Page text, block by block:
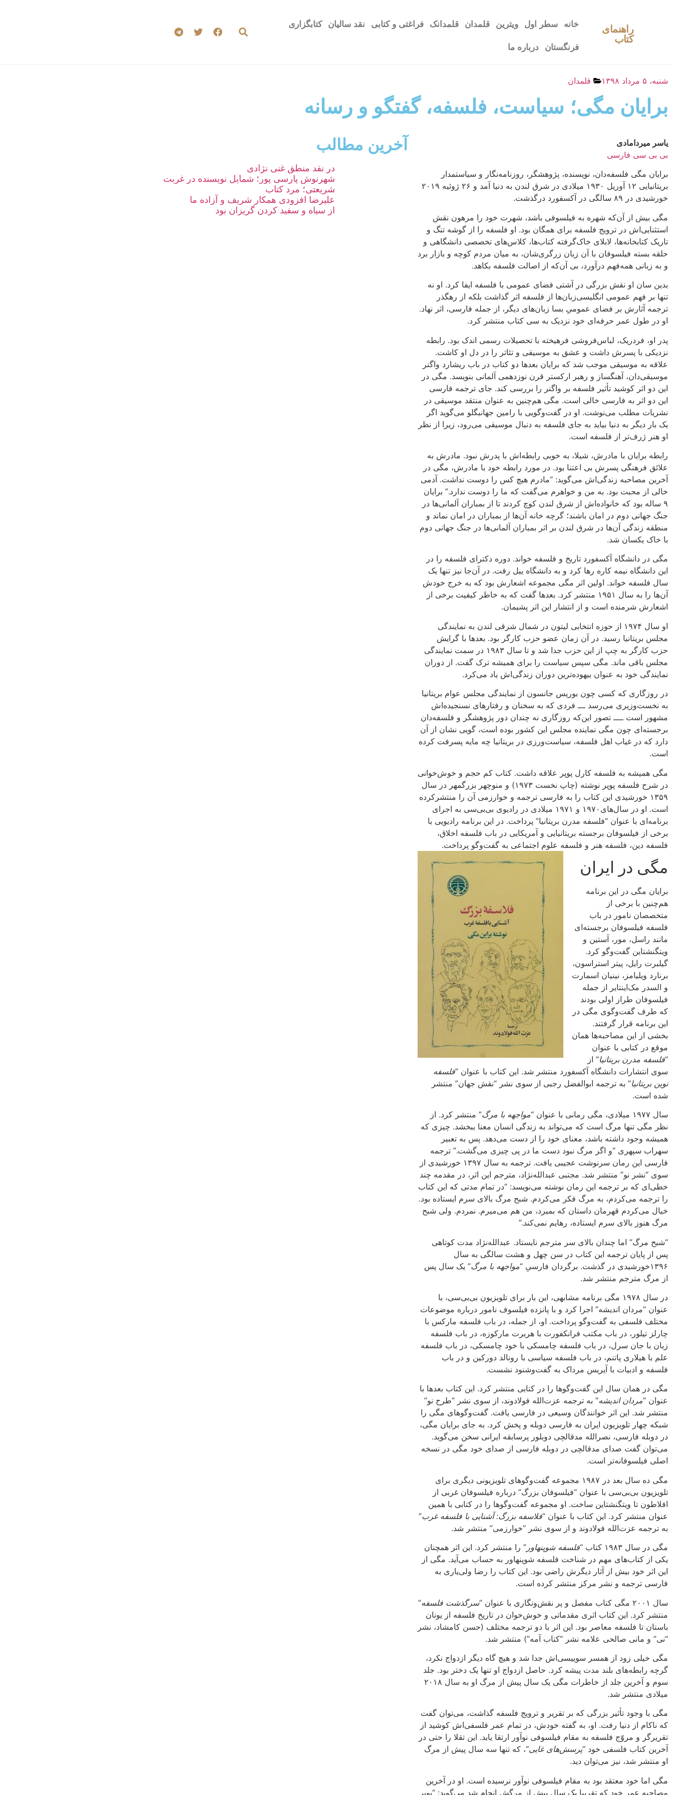
راهنمای
کتاب
خانه سطر اول ویترین قلمدان قلمدانک فراغتی و کتابی نقد سالیان کتابگزاری
فرنگستان درباره ما
شنبه، ۵ مرداد ۱۳۹۸ قلمدان
برایان مگی؛ سیاست، فلسفه، گفتگو و رسانه
یاسر میردامادی
بی بی سی فارسی
برایان مگی فلسفه‌دان، نویسنده، پژوهشگر، روزنامه‌نگار و سیاستمدار
بریتانیایی ۱۲ آوریل ۱۹۳۰ میلادی در شرق لندن به دنیا آمد و ۲۶ ژوئیه ۲۰۱۹
خورشیدی در ۸۹ سالگی در آکسفورد درگذشت.
مگی بیش از آن‌که شهره به فیلسوفی باشد، شهرت خود را مرهون نقش
استثنایی‌‌اش در ترویج فلسفه برای همگان بود. او فلسفه را از گوشه‌ تنگ و
تاریک کتابخانه‌ها، لابلای خاک‌گرفته کتاب‌ها، کلاس‌های تخصصی دانشگاهی و
حلقه بسته فیلسوفان با آن زبان زرگری‌شان، به میان مردم کوچه و بازار برد
و به زبانی همه‌فهم درآورد، بی آن‌که از اصالت فلسفه بکاهد.
بدین سان او نقش بزرگی در آشتی فضای عمومی با فلسفه ایفا کرد. او نه
تنها بر فهم عمومی انگلیسی‌زبان‌ها از فلسفه اثر گذاشت بلکه از رهگذر
ترجمه آثارش بر فضای عمومیِ بسا زبان‌های دیگر، از جمله فارسی، اثر نهاد.
او در طول عمر حرفه‌ای خود نزدیک به سی کتاب منتشر کرد.
پدر او، فردریک، لباس‌فروشی فرهیخته با تحصیلات رسمی اندک بود. رابطه
نزدیکی با پسرش داشت و عشق به موسیقی و تئاتر را در دل او کاشت.
علاقه به موسیقی موجب شد که برایان بعدها دو کتاب در باب ریشارد واگنر
موسیقی‌دان، آهنگساز و رهبر ارکستر قرن نوزدهمی آلمانی بنویسد. مگی در
این دو اثر کوشید تأثیر فلسفه بر واگنر را بررسی کند. جای ترجمه فارسی
این دو اثر به فارسی خالی است. مگی هم‌چنین به عنوان منتقد موسیقی در
نشریات مطلب می‌نوشت. او در گفت‌وگویی با رامین جهانبگلو می‌گوید اگر
یک بار دیگر به دنیا بیاید به جای فلسفه به دنبال موسیقی می‌رود، زیرا از نظر
او هنر ژرف‌تر از فلسفه است.
رابطه برایان با مادرش، شیلا، به خوبی رابطه‌اش با پدرش نبود. مادرش به
علائق فرهنگی پسرش بی اعتنا بود. در مورد رابطه‌ خود با مادرش، مگی در
آخرین مصاحبه زندگی‌اش می‌گوید: “مادرم هیچ کس را دوست نداشت. آدمی
خالی از محبت بود. به من و خواهرم می‌گفت که ما را دوست ندارد.” برایان
۹ ساله بود که خانواده‌اش از شرق لندن کوچ کردند تا از بمباران آلمانی‌ها در
جنگ جهانی دوم در امان باشند؛ گرچه خانه آن‌ها از بمباران در امان نماند و
منطقه زندگی آن‌ها در شرق لندن بر اثر بمباران‌ آلمانی‌ها در جنگ جهانی دوم
با خاک یکسان شد.
مگی در دانشگاه آکسفورد تاریخ و فلسفه خواند. دوره دکترای فلسفه را در
این دانشگاه نیمه کاره رها کرد و به دانشگاه ییل رفت. در آن‌جا نیز تنها یک
سال فلسفه خواند. اولین اثر مگی مجموعه اشعارش بود که به خرج خودش
آن‌ها را به سال ۱۹۵۱ منتشر کرد. بعدها گفت که به خاطر کیفیت برخی از
اشعارش شرمنده است و از انتشار این اثر پشیمان.
او سال ۱۹۷۴ از حوزه انتخابی لیتون در شمال شرقی لندن به نمایندگی
مجلس بریتانیا رسید. در آن زمان عضو حزب کارگر بود. بعدها با گرایش
حزب کارگر به چپ از این حزب جدا شد و تا سال ۱۹۸۳ در سمت نمایندگی
مجلس باقی ماند. مگی سپس سیاست را برای همیشه ترک گفت. از دوران
نمایندگی خود به عنوان بیهوده‌ترین دوران زندگی‌اش یاد می‌کرد.
در روزگاری که کسی چون بوریس جانسون از نمایندگی مجلس عوام بریتانیا
به نخست‌وزیری می‌رسد ـــ فردی که به سخنان و رفتارهای نسنجیده‌اش
مشهور است ــــ تصور این‌که روزگاری نه چندان دور پژوهشگر و فلسفه‌دان
برجسته‌ای چون مگی نماینده مجلس این کشور بوده است، گویی نشان از آن
دارد که در غیاب اهل فلسفه، سیاست‌ورزی در بریتانیا چه مایه پسرفت کرده
است.
مگی همیشه به فلسفه کارل پوپر علاقه داشت. کتاب کم حجم و خوش‌خوانی
در شرح فلسفه پوپر نوشته (چاپ نخست ۱۹۷۳) و منوچهر بزرگمهر در سال
۱۳۵۹ خورشیدی این کتاب را به فارسی ترجمه و خوارزمی آن را منتشرکرده
است. او در سال‌های۱۹۷۰ و ۱۹۷۱ میلادی در رادیوی بی‌بی‌سی به اجرای
برنامه‌ای با عنوان “فلسفه مدرن بریتانیا” پرداخت. در این برنامه رادیویی با
برخی از فیلسوفان برجسته بریتانیایی و آمریکایی‌ در باب فلسفه اخلاق،
فلسفه دین، فلسفه هنر و فلسفه علوم اجتماعی به گفت‌وگو پرداخت.
مگی در ایران
برایان مگی در این برنامه
هم‌چنین با برخی از
متخصصان نامور در باب
فلسفه فیلسوفان برجسته‌ای
مانند راسل، مور، آستین و
ویتگنشتاین گفت‌وگو کرد.
گیلبرت رایل، پیتر استراسون،
برنارد ویلیامز، نینیان اسمارت
و السدر مک‌اینتایر از جمله
فیلسوفان طراز اولی بودند
که طرف گفت‌وگوی مگی در
این برنامه قرار گرفتند.
بخشی از این مصاحبه‌ها همان
موقع در کتابی با عنوان
“فلسفه مدرن بریتانیا” از
سوی انتشارات دانشگاه آکسفورد منتشر شد. این کتاب با عنوان “فلسفه
نوین بریتانیا” به ترجمه ابوالفضل رجبی از سوی نشر “نقش جهان” منتشر
شده است.
سال ۱۹۷۷ میلادی، مگی رمانی با عنوان “
مواجهه با مرگ” منتشر کرد. از
نظر مگی تنها مرگ است که می‌تواند به زندگی انسان معنا ببخشد. چیزی که
همیشه وجود داشته باشد، معنای خود را از دست می‌دهد. پس به تعبیر
سهراب سپهری “و اگر مرگ نبود دست ما در پی چیزی می‌گشت.” ترجمه
فارسی این رمان سرنوشت عجیبی یافت. ترجمه به سال ۱۳۹۷ خورشیدی از
سوی “نشر نو” منتشر شد. مجتبی عبدالله‌نژاد، مترجم این اثر، در مقدمه‌ چند
خطی‌ای که بر ترجمه این رمان نوشته می‌نویسد: “در تمام مدتی که این کتاب
را ترجمه می‌کردم، به مرگ فکر می‌کردم. شبح مرگ بالای سرم ایستاده بود.
خیال می‌کردم قهرمان داستان که بمیرد، من هم می‌میرم. نمردم. ولی شبح
مرگ هنوز بالای سرم ایستاده، رهایم نمی‌کند.”
“شبح مرگ” اما چندان بالای سر مترجم نایستاد. عبدالله‌نژاد مدت کوتاهی
پس از پایان ترجمه این کتاب در سن چهل و هشت سالگی به سال
۱۳۹۶خورشیدی در گذشت. برگردان فارسیِ “
مواجهه با مرگ” یک سال پس
از مرگ مترجم منتشر شد.
در سال ۱۹۷۸ مگی برنامه مشابهی، این بار برای تلویزیون بی‌بی‌سی، با
عنوان “مردان اندیشه” اجرا کرد و با پانزده فیلسوف نامور درباره موضوعات
مختلف فلسفی به گفت‌وگو پرداخت. او، از جمله، در باب فلسفه مارکس با
چارلز تیلور، در باب مکتب فرانکفورت با هربرت مارکوزه، در باب فلسفه
زبان با جان سرل، در باب فلسفه چامسکی با خود چامسکی، در باب فلسفه
علم با هیلاری پاتنم، در باب فلسفه سیاسی با رونالد دورکین و در باب
فلسفه و ادبیات با آیریس مرداک به گفت‌وشنود نشست.
مگی در همان سال این‌ گفت‌وگوها را در کتابی منتشر کرد. این کتاب بعدها با
عنوان “مردان اندیشه” به ترجمه عزت‌الله فولادوند، از سوی نشر “طرح نو”
منتشر شد. این اثر خوانندگان وسیعی در فارسی یافت. گفت‌وگوهای مگی را
شبکه چهار تلویزیون ایران به فارسی دوبله و پخش کرد. به جای برایان مگی،
در دوبله فارسی، نصرالله مدقالچی دوبلور پرسابقه ایرانی سخن می‌گوید.
می‌توان گفت صدای مدقالچی در دوبله فارسی از صدای خود مگی در نسخه
اصلی فیلسوفانه‌تر است.
مگی ده سال بعد در ۱۹۸۷ مجموعه گفت‌وگوهای تلویزیونی دیگری برای
تلویزیون بی‌بی‌سی با عنوان “فیلسوفان بزرگ” درباره فیلسوفان غربی از
افلاطون تا ویتگنشتاین ساخت. او مجموعه گفت‌وگوها را در کتابی با همین
عنوان منتشر کرد. این کتاب با عنوان “فلاسفه بزرگ: آشنایی با فلسفه غرب”
به ترجمه عزت‌الله فولادوند و از سوی نشر “خوارزمی” منتشر شد.
مگی در سال ۱۹۸۳ کتاب “
فلسفه شوپنهاور ” را منتشر کرد. این اثر همچنان
یکی از کتاب‌های مهم در شناخت فلسفه شوپنهاور به حساب می‌آید. مگی از
این اثر خود بیش از آثار دیگرش راضی بود. این کتاب را رضا ولی‌یاری به
فارسی ترجمه و نشر مرکز منتشر کرده است.
سال ۲۰۰۱ مگی کتاب مفصل و پر نقش‌و‌نگاری با عنوان “
سرگذشت فلسفه”
منتشر کرد. این کتاب اثری مقدماتی و خوش‌خوان در تاریخ فلسفه از یونان
باستان تا فلسفه معاصر بود. این اثر با دو ترجمه مختلف (حسن کامشاد، نشر
“نی” و مانی صالحی علامه نشر “کتاب آمه”) منتشر شد.
مگی خیلی زود از همسر سوییسی‌اش جدا شد و هیچ گاه دیگر ازدواج نکرد،
گرچه رابطه‌های بلند مدت پیشه کرد. حاصل ازدواج او تنها یک دختر بود. جلد
سوم و آخرین جلد از خاطرات مگی یک سال پیش از مرگ او به سال ۲۰۱۸
میلادی منتشر شد.
مگی با وجود تأثیر بزرگی که بر تقریر و ترویج فلسفه گذاشت، می‌توان گفت
که ناکام از دنیا رفت. او، به گفته خودش، در تمام عمر فلسفی‌اش کوشید از
تقریرگر و مروّج فلسفه به مقام فیلسوفی نوآور ارتقا یابد. این تقلا را حتی در
آخرین کتاب فلسفی خود “پرسش‌های غایی“، که تنها سه سال پیش از مرگ
او منتشر شد، نیز می‌توان دید.
مگی اما خود معتقد بود به مقام فیلسوفی نوآور نرسیده است. او در آخرین
مصاحبه عمر خود که تقریبا یک سال پیش از مرگش انجام شد می‌گوید: “پوپر
آخرین مطالب
در نقد منطق غنی نژادی
شهرنوش پارسی پور؛ شمایل نویسنده در غربت
شریعتی؛ مرد کتاب
علیرضا افزودی همکار شریف و آزاده ما
از سیاه و سفید کردن گریزان بود